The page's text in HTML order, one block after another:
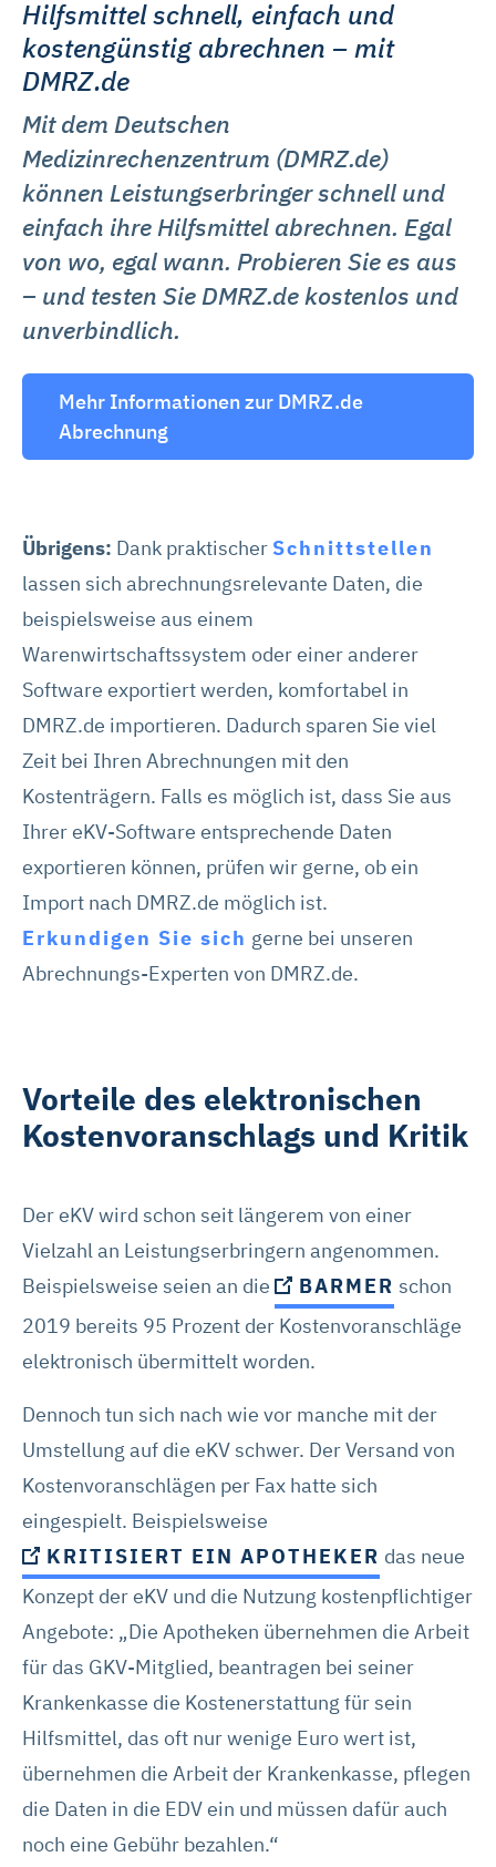
Zukunft ändern oder widerrufen. Weitere Informationen
dazu und zu den Cookies führen wir in dieser
Datenschutzerklärung auf. Unser Impressum ist
hierabrufbar.
Hilfsmittel schnell, einfach und
kostengünstig abrechnen – mit
DMRZ.de
Mit dem Deutschen
Medizinrechenzentrum (DMRZ.de)
können Leistungserbringer schnell und
einfach ihre Hilfsmittel abrechnen. Egal
von wo, egal wann. Probieren Sie es aus
– und testen Sie DMRZ.de kostenlos und
unverbindlich.
Mehr Informationen zur DMRZ.de
Abrechnung
Übrigens: Dank praktischer Schnittstellen
lassen sich abrechnungsrelevante Daten, die
beispielsweise aus einem
Warenwirtschaftssystem oder einer anderer
Software exportiert werden, komfortabel in
DMRZ.de importieren. Dadurch sparen Sie viel
Zeit bei Ihren Abrechnungen mit den
Kostenträgern. Falls es möglich ist, dass Sie aus
Ihrer eKV-Software entsprechende Daten
exportieren können, prüfen wir gerne, ob ein
Import nach DMRZ.de möglich ist.
Erkundigen Sie sich gerne bei unseren
Abrechnungs-Experten von DMRZ.de.
Vorteile des elektronischen
Kostenvoranschlags und Kritik
Der eKV wird schon seit längerem von einer
Vielzahl an Leistungserbringern angenommen.
Beispielsweise seien an die
BARMER schon
2019 bereits 95 Prozent der Kostenvoranschläge
elektronisch übermittelt worden.
Dennoch tun sich nach wie vor manche mit der
Umstellung auf die eKV schwer. Der Versand von
Kostenvoranschlägen per Fax hatte sich
eingespielt. Beispielsweise
KRITISIERT EIN APOTHEKER das neue
Konzept der eKV und die Nutzung kostenpflichtiger
Angebote: „Die Apotheken übernehmen die Arbeit
für das GKV-Mitglied, beantragen bei seiner
Krankenkasse die Kostenerstattung für sein
Hilfsmittel, das oft nur wenige Euro wert ist,
übernehmen die Arbeit der Krankenkasse, pflegen
die Daten in die EDV ein und müssen dafür auch
noch eine Gebühr bezahlen.“